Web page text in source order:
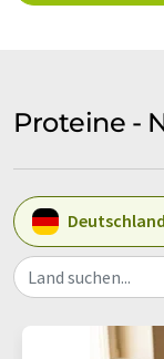
Proteine -
Deutschland
Land suchen...